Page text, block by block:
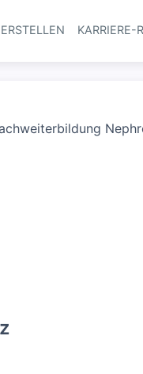
Haupt-
KARRIERE-